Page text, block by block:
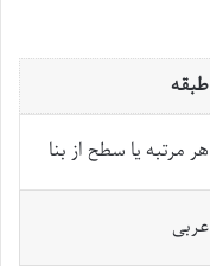
طبقه
هر مرتبه یا سطح از بنا
عربی